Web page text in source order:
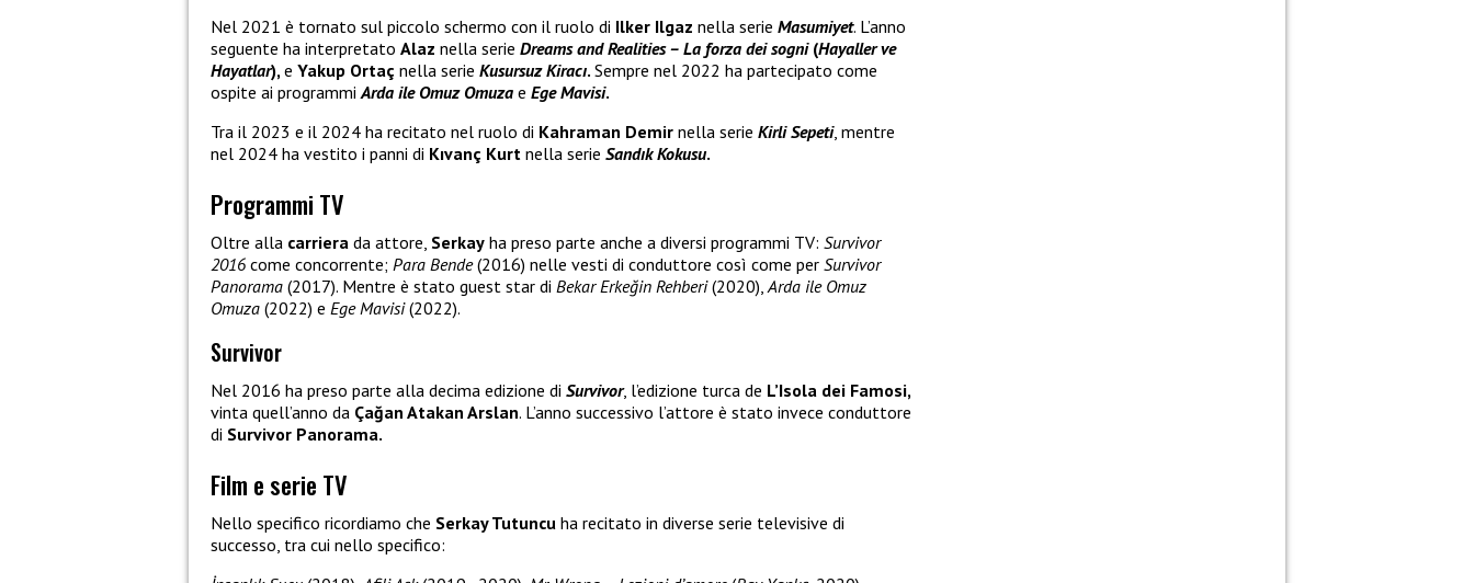
Nel 2021 è tornato sul piccolo schermo con il ruolo di Ilker Ilgaz nella serie Masumiyet. L’anno
seguente ha interpretato Alaz nella serie Dreams and Realities – La forza dei sogni(Hayaller ve
Hayatlar),e Yakup Ortaç nella serie Kusursuz Kiracı. Sempre nel 2022 ha partecipato come
ospite ai programmiArda ile Omuz Omuza e Ege Mavisi.
Tra il 2023 e il 2024 ha recitato nel ruolo di Kahraman Demir nella serie KirliSepeti, mentre
nel 2024 ha vestito i panni di Kıvanç Kurt nella serie Sandık Kokusu.
Programmi TV
Oltre alla carriera da attore, Serkay ha preso parte anche a diversi programmi TV: Survivor
2016 come concorrente; Para Bende(2016) nelle vesti di conduttore così come per Survivor
Panorama (2017). Mentre è stato guest star di Bekar Erkeğin Rehberi(2020),Arda ile Omuz
Omuza (2022) e Ege Mavisi(2022).
Survivor
Nel 2016 ha preso parte alla decima edizione di Survivor, l’edizione turca de L’Isola dei Famosi,
vinta quell’anno da Çağan Atakan Arslan. L’anno successivo l’attore è stato invece conduttore
di Survivor Panorama.
Film e serie TV
Nello specifico ricordiamo che Serkay Tutuncu ha recitato in diverse serie televisive di
successo, tra cui nello specifico: